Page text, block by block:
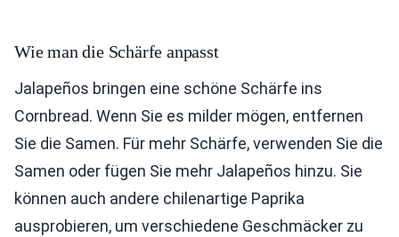
Wie man die Schärfe anpasst
Jalapeños bringen eine schöne Schärfe ins
Cornbread. Wenn Sie es milder mögen, entfernen
Sie die Samen. Für mehr Schärfe, verwenden Sie die
Samen oder fügen Sie mehr Jalapeños hinzu. Sie
können auch andere chilenartige Paprika
ausprobieren, um verschiedene Geschmäcker zu